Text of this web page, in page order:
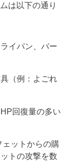
は以下の通り
イパン、バー
（例：よごれ
回復量の多い
ェットからの購
トの攻撃を数